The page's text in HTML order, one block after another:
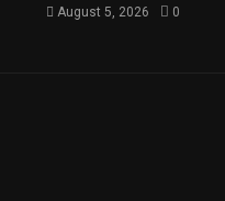
August 5, 2026 0